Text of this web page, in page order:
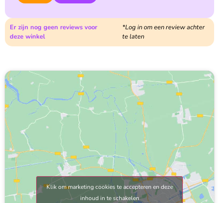
Er zijn nog geen reviews voor
deze winkel
Klik om marketing cookies te accepteren en deze
inhoud in te schakelen